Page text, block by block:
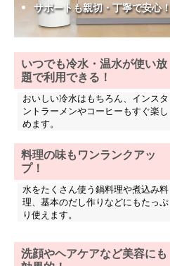
サポートも親切・丁寧で安心！
いつでも冷水・温水が使い放
題で利用できる！
おいしい冷水はもちろん、インスタ
ントラーメンやコーヒーもすぐ楽し
めます。
料理の味もワンランクアッ
プ！
水をたくさん使う鍋料理や煮込み料
理、基本のだし作りなどにもたっぷ
り使えます。
洗顔やヘアケアなど美容にも